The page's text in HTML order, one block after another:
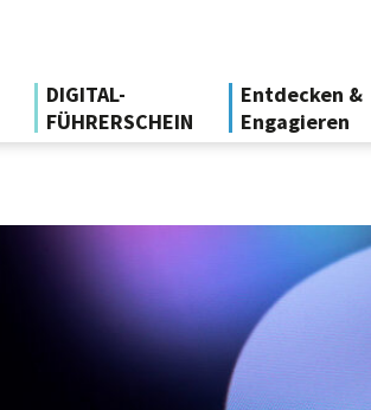
DIGITAL-
FÜHRERSCHEIN
Entdecken &
Engagieren